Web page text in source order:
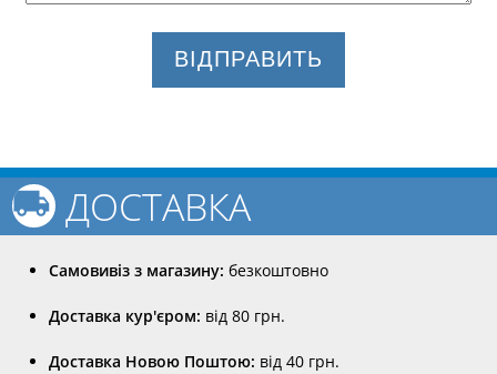
ВІДПРАВИТЬ
ДОСТАВКА
Самовивіз з магазину: безкоштовно
Доставка кур'єром: від 80 грн.
Доставка Новою Поштою: від 40 грн.